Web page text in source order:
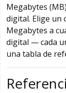
Megabytes
digital. Elige
Megabytes a
digital — cada
una tabla de